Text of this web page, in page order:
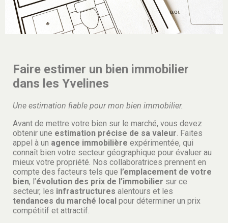
Faire estimer un bien immobilier
dans les Yvelines
Une estimation fiable pour mon bien immobilier.
Avant de mettre votre bien sur le marché, vous devez
obtenir une estimation précise de sa valeur. Faites
appel à un agence immobilière expérimentée, qui
connaît bien votre secteur géographique pour évaluer au
mieux votre propriété. Nos collaboratrices prennent en
compte des facteurs tels que l’emplacement de votre
bien, l’évolution des prix de l’immobilier sur ce
secteur, les infrastructures alentours et les
tendances du marché local pour déterminer un prix
compétitif et attractif.